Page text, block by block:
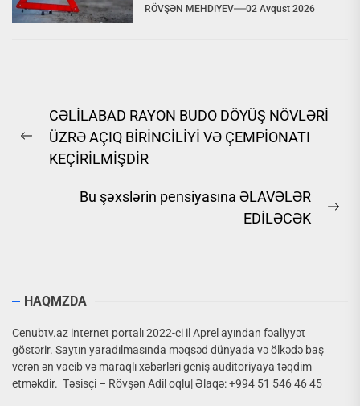
RÖVŞƏN MEHDIYEV 02 Avqust 2026
naviqasiyası
Previous
post:
CƏLİLABAD RAYON BUDO DÖYÜŞ NÖVLƏRİ
ÜZRƏ AÇIQ BİRİNCİLİYİ VƏ ÇEMPİONATI
KEÇİRİLMİŞDİR
Bu şəxslərin pensiyasına ƏLAVƏLƏR
EDİLƏCƏK
HAQMZDA
Cenubtv.az internet portalı 2022-ci il Aprel ayından fəaliyyət
göstərir. Saytın yaradılmasında məqsəd dünyada və ölkədə baş
verən ən vacib və maraqlı xəbərləri geniş auditoriyaya təqdim
etməkdir. Təsisçi – Rövşən Adil oqlu| Əlaqə: +994 51 546 46 45